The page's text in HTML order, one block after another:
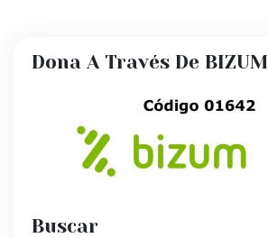
Dona A Través De BIZUM
Buscar